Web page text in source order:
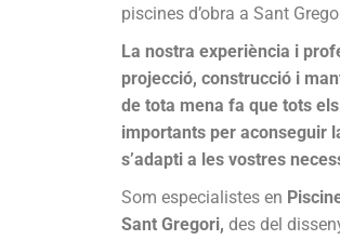
piscines d’obra a Sant
La nostra experiència i
projecció, construcció i
de tota mena fa que tots
importants per aconseguir
s’adapti a les vostres
Som especialistes en
Sant Gregori, des del